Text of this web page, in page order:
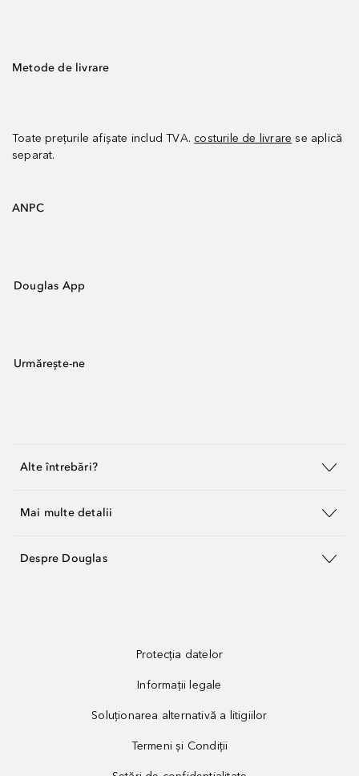
Metode de livrare
Toate prețurile afișate includ TVA. costurile de livrare se aplică
separat.
ANPC
Douglas App
Urmărește-ne
Alte întrebări?
Mai multe detalii
Despre Douglas
Protecția datelor
Informații legale
Soluționarea alternativă a litigiilor
Termeni și Condiții